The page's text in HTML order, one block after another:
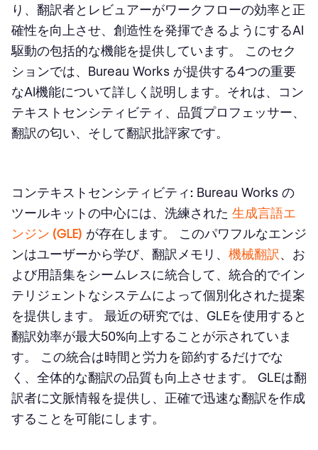
り、翻訳者とレビュアーがワークフローの効率と正
確性を向上させ、創造性を発揮できるようにするAI
駆動の包括的な機能を提供しています。 このセク
ションでは、Bureau Works が提供する4つの重要
なAI機能について詳しく説明します。それは、コン
テキストセンシティビティ、品質プロフェッサー、
翻訳の匂い、そして翻訳批評家です。
コンテキストセンシティビティ: Bureau Works の
ツールキットの中心には、洗練された 生成言語エ
ンジン (GLE) が存在します。 このパワフルなエンジ
ンはユーザーから学び、翻訳メモリ、 機械翻訳、お
よび用語集をシームレスに統合して、統合的でイン
テリジェントなシステムによって個別化された提案
を提供します。 最近の研究では、GLEを使用すると
翻訳効率が最大50%向上することが示されていま
す。 この統合は時間と労力を節約するだけでな
く、全体的な翻訳の品質も向上させます。 GLEは翻
訳者に文脈情報を提供し、正確で迅速な翻訳を作成
することを可能にします。